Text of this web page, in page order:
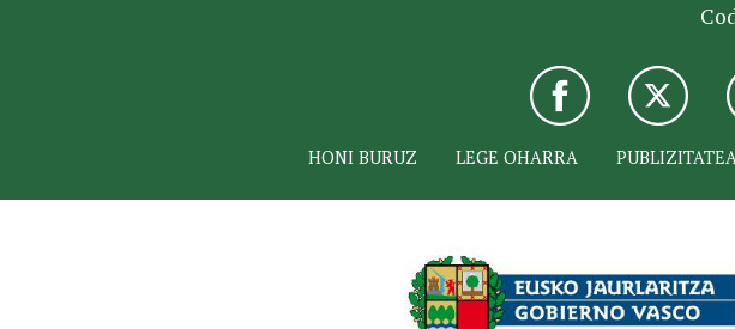
HONI BURUZ LEGE OHARRA PUBLIZITATEA